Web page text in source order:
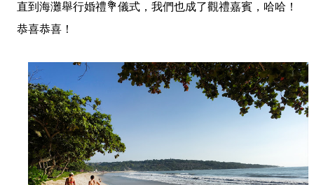
直到海灘舉行婚禮💐儀式，我們也成了觀禮嘉賓，哈哈！
恭喜恭喜！